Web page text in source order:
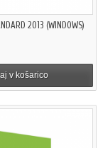
2013 (WINDOWS)
v košarico